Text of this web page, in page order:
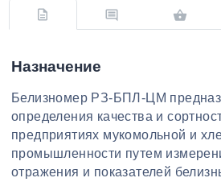
Назначение
Белизномер РЗ-БПЛ-ЦM
определения качества и
предприятиях мукомольной и
промышленности путем
отражения и показателей